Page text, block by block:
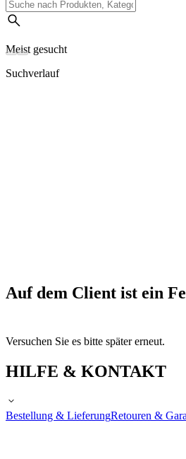
Meist gesucht
Suchverlauf
Auf dem Client ist ein
Versuchen Sie es bitte später erneut.
HILFE & KONTAKT
Bestellung & LieferungRetouren &